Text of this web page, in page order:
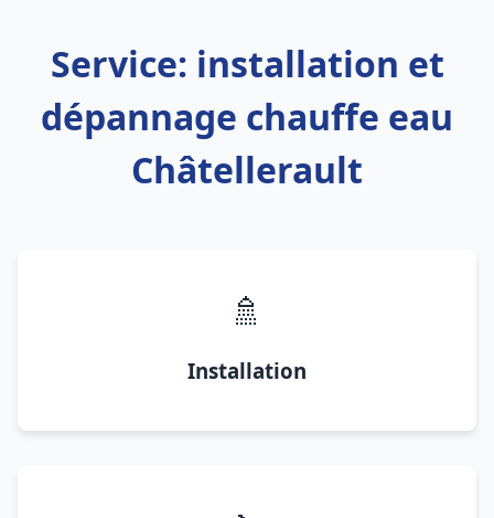
Service: installation et
dépannage chauffe eau
Châtellerault
🚿
Installation